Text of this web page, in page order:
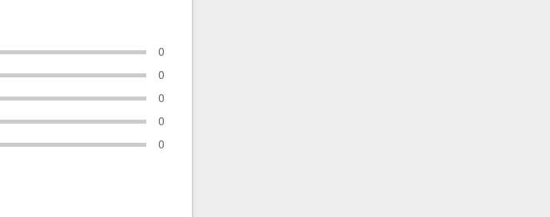
0
0
0
0
0